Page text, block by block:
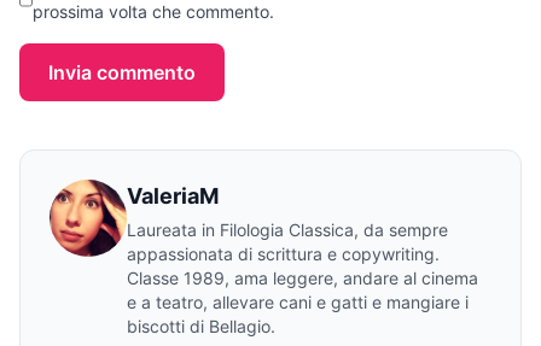
prossima volta che commento.
Invia commento
ValeriaM
Laureata in Filologia Classica, da sempre
appassionata di scrittura e copywriting.
Classe 1989, ama leggere, andare al cinema
e a teatro, allevare cani e gatti e mangiare i
biscotti di Bellagio.